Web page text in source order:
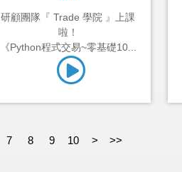
研顧團隊『 Trade 學院 』上課
啦！
《Python程式交易~零基礎10...
7 8 9 10 > >>